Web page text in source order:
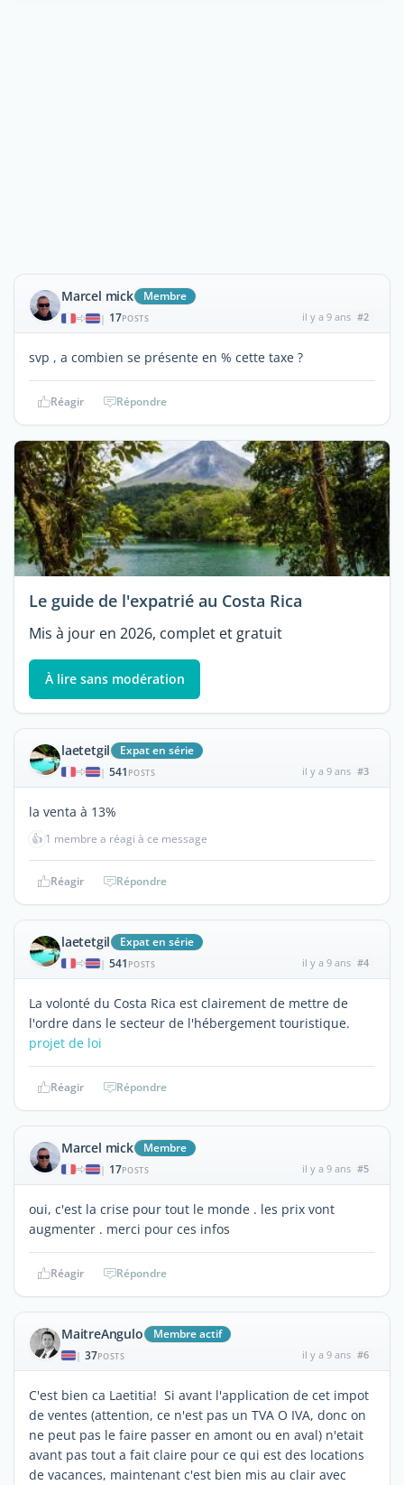
Marcel mick Membre
| 17POSTS il y a 9 ans #2
svp , a combien se présente en % cette taxe ?
Réagir Répondre
Le guide de l'expatrié au Costa Rica
Mis à jour en 2026, complet et gratuit
À lire sans modération
laetetgil Expat en série
| 541 POSTS il y a 9 ans #3
la venta à 13%
👍 1 membre a réagi à ce message
Réagir Répondre
laetetgil Expat en série
| 541 POSTS il y a 9 ans #4
La volonté du Costa Rica est clairement de mettre de
l'ordre dans le secteur de l'hébergement touristique.
projet de loi
Réagir Répondre
Marcel mick Membre
| 17POSTS il y a 9 ans #5
oui, c'est la crise pour tout le monde . les prix vont
augmenter . merci pour ces infos
Réagir Répondre
MaitreAngulo Membre actif
| 37POSTS il y a 9 ans #6
C'est bien ca Laetitia! Si avant l'application de cet impot
de ventes (attention, ce n'est pas un TVA O IVA, donc on
ne peut pas le faire passer en amont ou en aval) n'etait
avant pas tout a fait claire pour ce qui est des locations
de vacances, maintenant c'est bien mis au clair avec